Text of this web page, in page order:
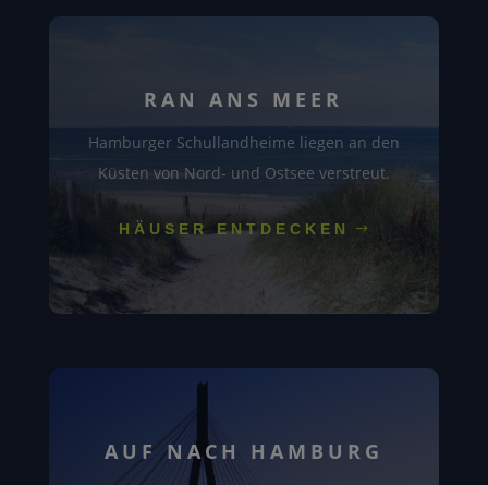
RAN ANS MEER
Hamburger Schullandheime liegen an den
Küsten von Nord- und Ostsee verstreut.
HÄUSER ENTDECKEN
AUF NACH HAMBURG